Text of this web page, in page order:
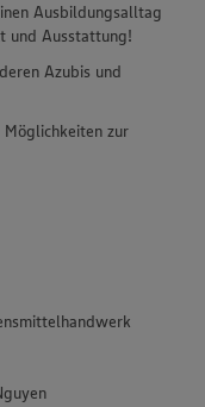
Ausbildungsalltag
und Ausstattung!
Azubis und
Möglichkeiten zur